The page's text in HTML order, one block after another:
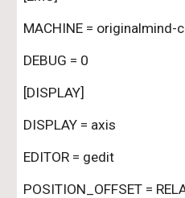
MACHINE = originalmind-
DEBUG = 0
[DISPLAY]
DISPLAY = axis
EDITOR = gedit
POSITION_OFFSET =